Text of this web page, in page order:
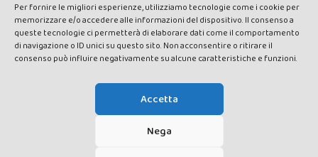
Per fornire le migliori esperienze, utilizziamo tecnologie come i cookie per
memorizzare e/o accedere alle informazioni del dispositivo. Il consenso a
queste tecnologie ci permetterà di elaborare dati come il comportamento
di navigazione o ID unici su questo sito. Non acconsentire o ritirare il
consenso può influire negativamente su alcune caratteristiche e funzioni.
Accetta
Nega
rights reserved - Testata registrata presso il Tribunale di Siena con
autorizzazione n°1 del 12/04/2014 - Direttrice Responsabile: Chiara
Cacace - E-mail: direzione@lavaldichiana.it - Editore: Valdichiana
Media Srl – P.IVA e C.F. 01377300528 –